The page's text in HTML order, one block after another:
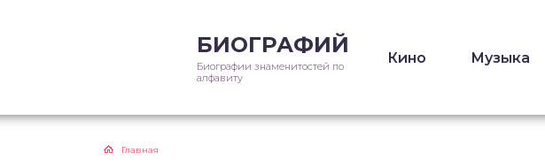
БИОГРАФИЙ
Биографии знаменитостей по
алфавиту
Кино Музыка
Главная